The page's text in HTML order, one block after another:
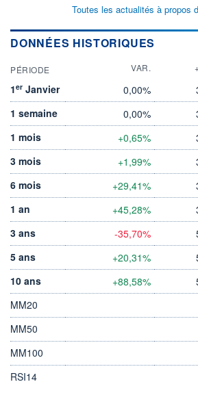
Toutes les actualités à propos
DONNÉES HISTORIQUES
PÉRIODE VAR.
1er Janvier 0,00%
1 semaine
0,00%
1 mois
+0,65%
3 mois
+1,99%
6 mois
+29,41%
1 an
+45,28%
3 ans
-35,70%
5 ans
+20,31%
10 ans
+88,58%
MM20
MM50
MM100
RSI14